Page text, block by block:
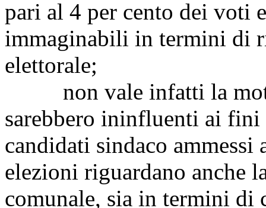
pari al 4 per cento dei voti
immaginabili in termini di
elettorale;
non vale infatti la
sarebbero ininfluenti ai fini
candidati sindaco ammessi
elezioni riguardano anche
comunale, sia in termini di